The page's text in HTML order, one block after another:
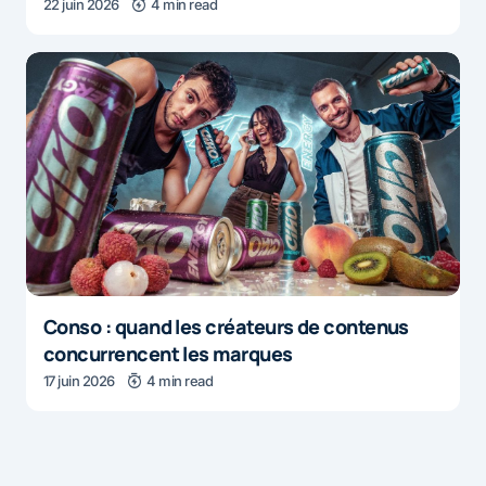
22 juin 2026 4 min read
Conso : quand les créateurs de contenus
concurrencent les marques
17 juin 2026 4 min read